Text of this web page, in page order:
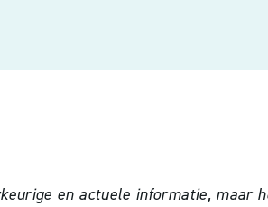
en actuele informatie,